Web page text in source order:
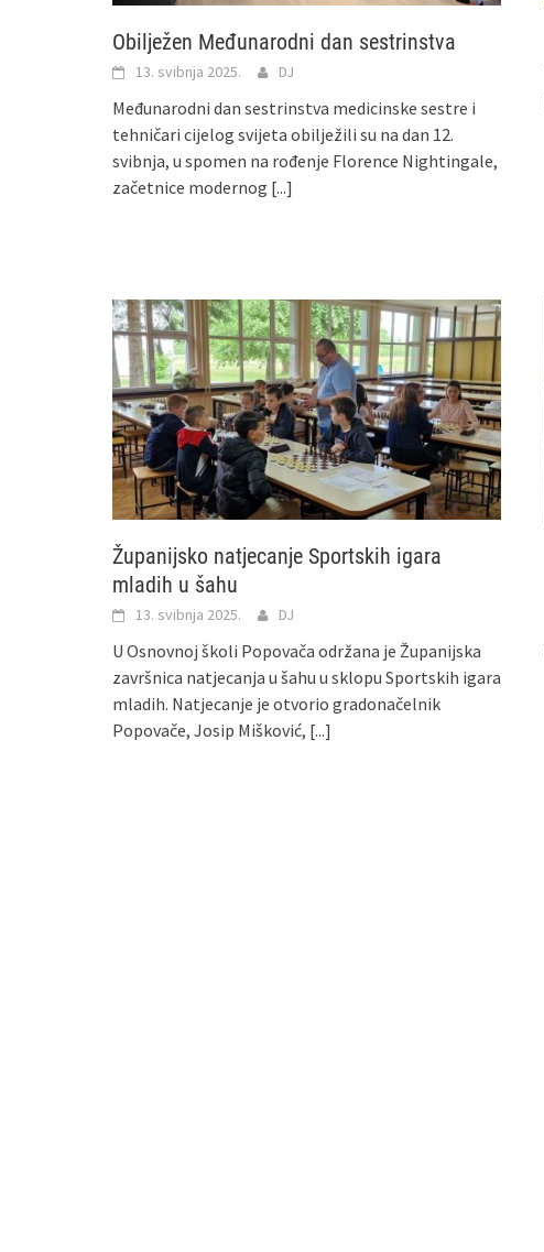
Obilježen Međunarodni dan sestrinstva
13. svibnja 2025. DJ
Međunarodni dan sestrinstva medicinske sestre i
tehničari cijelog svijeta obilježili su na dan 12.
svibnja, u spomen na rođenje Florence Nightingale,
začetnice modernog [...]
Županijsko natjecanje Sportskih igara
mladih u šahu
13. svibnja 2025. DJ
U Osnovnoj školi Popovača održana je Županijska
završnica natjecanja u šahu u sklopu Sportskih igara
mladih. Natjecanje je otvorio gradonačelnik
Popovače, Josip Mišković, [...]